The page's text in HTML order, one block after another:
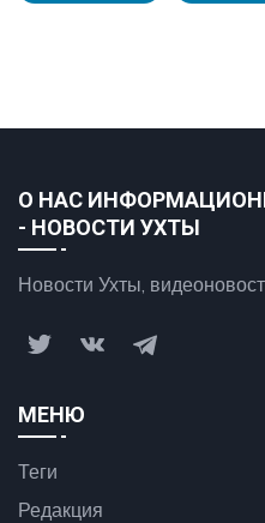
О НАС
- НОВОСТИ УХТЫ
Новости Ухты,
МЕНЮ
Теги
Редакция